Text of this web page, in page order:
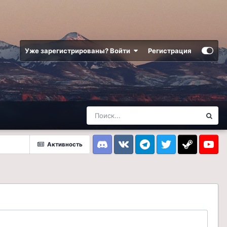
Уже зарегистрированы? Войти Регистрация
Активность
DiscordVK TelegramTwitter Steam